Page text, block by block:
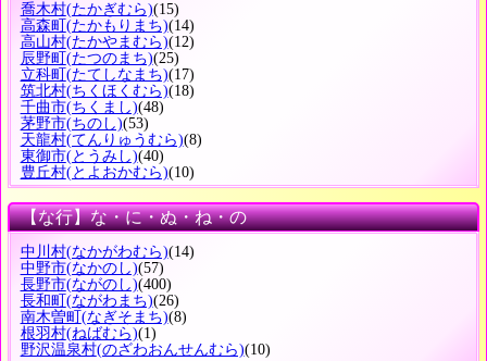
喬木村(たかぎむら)(15)
高森町 (たかもりまち)(14)
高山村(たかやまむら)(12)
辰野町 (たつのまち)(25)
立科町 (たてしなまち)(17)
筑北村(ちくほくむら)(18)
千曲市(ちくまし)(48)
茅野市(ちのし)(53)
天龍村(てんりゅうむら)(8)
東御市(とうみし)(40)
豊丘村(とよおかむら)(10)
【な行】な・に・ぬ・ね・の
中川村(なかがわむら)(14)
中野市(なかのし)(57)
長野市(ながのし)(400)
長和町 (ながわまち)(26)
南木曽町 (なぎそまち)(8)
根羽村(ねばむら)(1)
野沢温泉村(のざわおんせんむら)(10)